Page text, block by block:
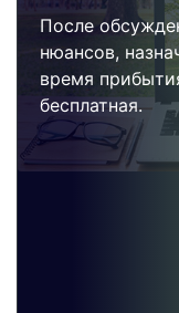
После
нюансов,
время
бесплатная.